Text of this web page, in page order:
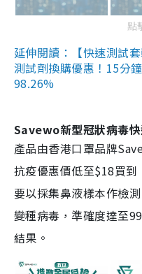
點
延伸閱讀：【快速測試
測試劑換購優惠！15分
98.26%
Savewo新型冠狀病毒
產品由香港口罩品牌
抗疫優惠價低至$18買到
要以採集鼻液樣本作檢
變種病毒，準確度達至
結果。